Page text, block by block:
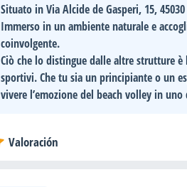
Situato inVia Alcide de Gasperi, 15, 45030
Immerso in un ambiente naturale e
coinvolgente.
Ciò che lo distingue dalle altre strutture
sportivi. Che tu sia un principiante o un
vivere l’emozione del beach volley in
Valoración